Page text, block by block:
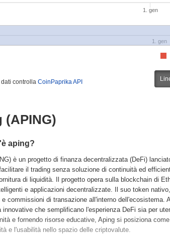
1. gen
1. gen
controlla CoinPaprika API
(APING)
aping?
è un progetto di finanza decentralizzata (DeFi)
il trading senza soluzione di continuità ed
di liquidità. Il progetto opera sulla blockchain di
e applicazioni decentralizzate. Il suo token
e commissioni di transazione all'interno dell'ecosistema.
innovative che semplificano l'esperienza DeFi sia per
e fornendo risorse educative, Aping si posiziona
e l'usabilità nello spazio delle criptovalute.